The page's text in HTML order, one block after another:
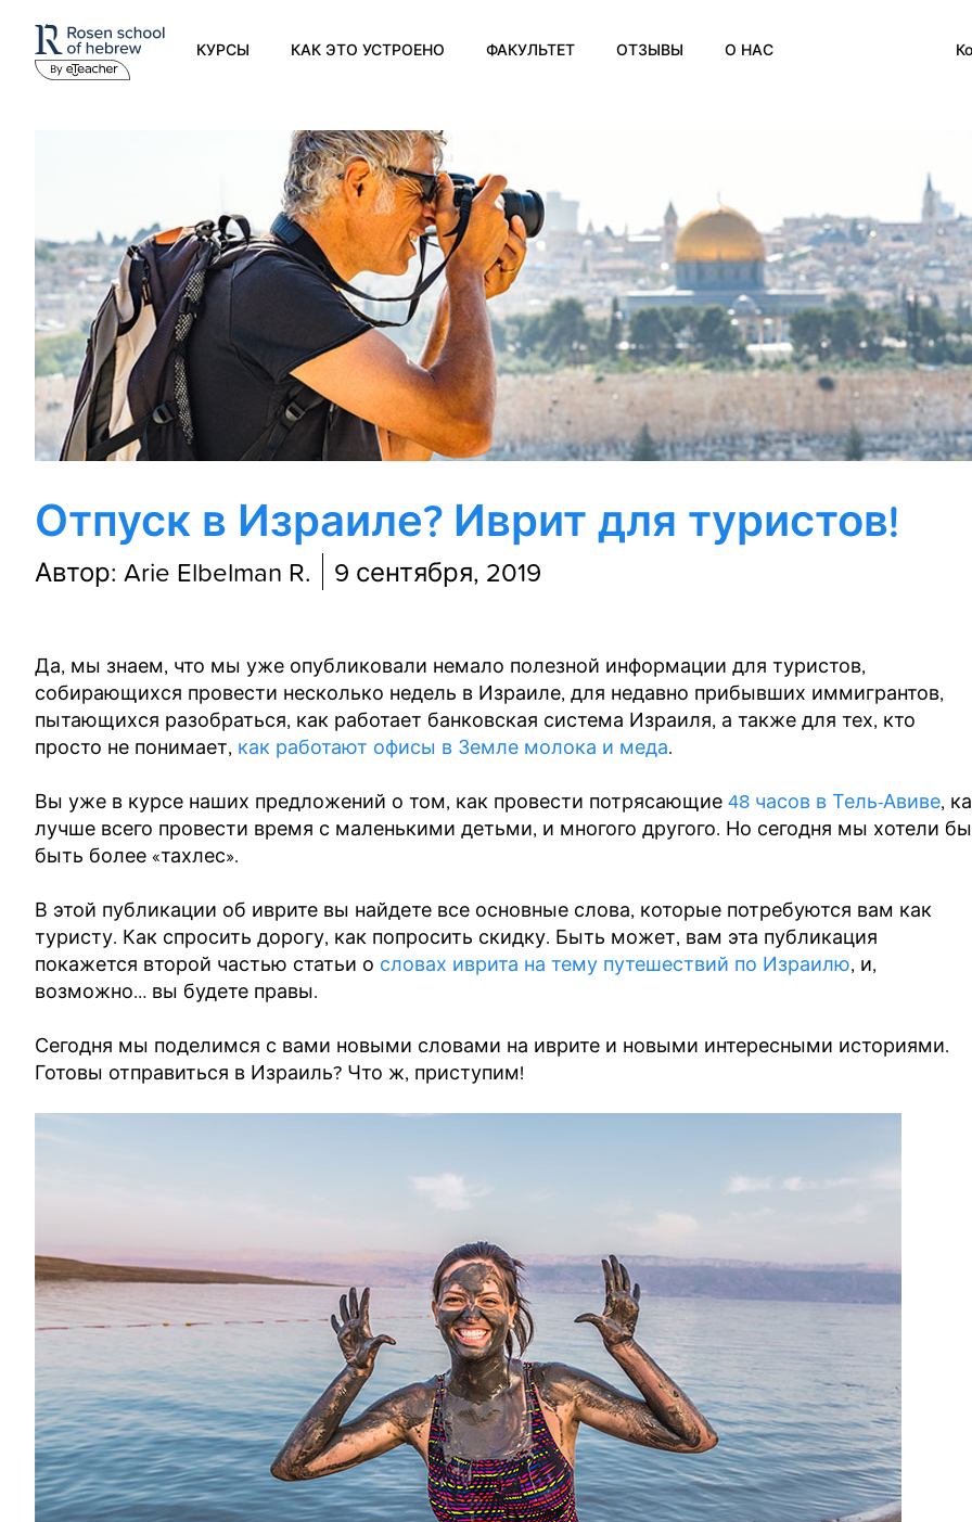
КУРСЫ КАК ЭТО УСТРОЕНО ФАКУЛЬТЕТ ОТЗЫВЫ О НАС
Сертификаты
Контакты
Блог
Отпуск в Израиле? Иврит для туристов!
Автор: Arie Elbelman R. 9 сентября, 2019
Да, мы знаем, что мы уже опубликовали немало полезной информации для туристов,
собирающихся провести несколько недель в Израиле, для недавно прибывших иммигрантов,
пытающихся разобраться, как работает банковская система Израиля, а также для тех, кто
просто не понимает, как работают офисы в Земле молока и меда.
Вы уже в курсе наших предложений о том, как провести потрясающие 48 часов в Тель-Авиве,
лучше всего провести время с маленькими детьми, и многого другого. Но сегодня мы хотели бы
быть более «тахлес».
В этой публикации об иврите вы найдете все основные слова, которые потребуются вам как
туристу. Как спросить дорогу, как попросить скидку. Быть может, вам эта публикация
покажется второй частью статьи о словах иврита на тему путешествий по Израилю, и,
возможно… вы будете правы.
Сегодня мы поделимся с вами новыми словами на иврите и новыми интересными историями.
Готовы отправиться в Израиль? Что ж, приступим!